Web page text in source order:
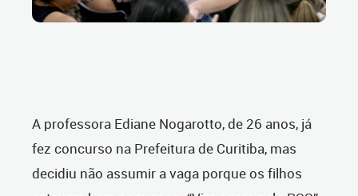
A professora Ediane Nogarotto, de 26 anos, já
fez concurso na Prefeitura de Curitiba, mas
decidiu não assumir a vaga porque os filhos